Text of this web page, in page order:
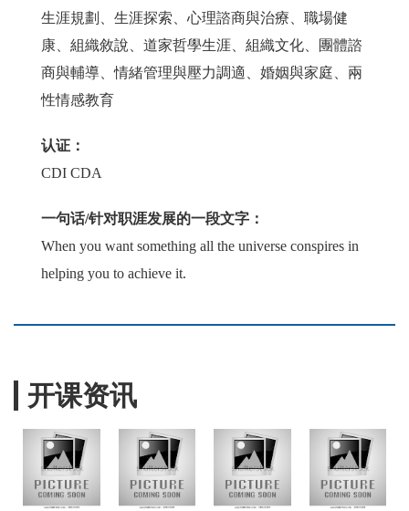
生涯規劃、生涯探索、心理諮商與治療、職場健
康、組織敘說、道家哲學生涯、組織文化、團體諮
商與輔導、情緒管理與壓力調適、婚姻與家庭、兩
性情感教育
认证：
CDI CDA
一句话/针对职涯发展的一段文字：
When you want something all the universe conspires in
helping you to achieve it.
开课资讯